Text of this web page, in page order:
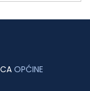
OPĆINE